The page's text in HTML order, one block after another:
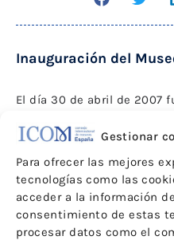
Gestionar
Para ofrecer las mejores
tecnologías como las
acceder a la información
consentimiento de estas
procesar datos como el
Inauguración del
El día 30 de abril de 2007
ciudadanos de Ibiza,
aceptó el legado de los
Viñas y su hijo, y donante,
El legado contemplaba la
exponer las obras.
El pasado 12 de febrero